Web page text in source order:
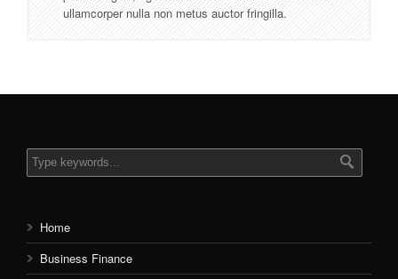
ullamcorper nulla non metus auctor fringilla.
Home
Business Finance